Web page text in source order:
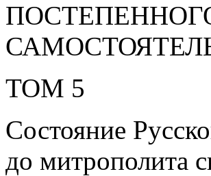
ТОМ 5
Состояние
до митрополита